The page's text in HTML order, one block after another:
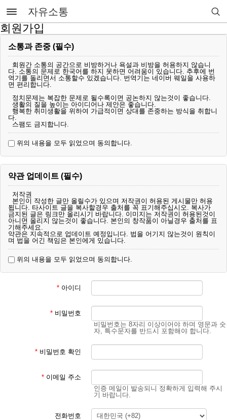
자유소통
회원가입
소통과 존중 (필수)
회원간 소통의 공간으로 비방하거나 욕설과 비방을 허용하지 않습니
다. 소통의 문제로 한국어를 하지 못하면 어려움이 있습니다. 추후에 번
역기를 돌리면서 소통할수 있겠습니다. 번역기는 네이버 웨일을 사용하
면 편리합니다.
정치문제는 복잡한 문제로 될수록이면 공논하지 않는것이 좋습니다.
생활의 질을 높이는 아이디어나 제안은 좋습니다.
행복한 취미생활을 위하여 가급적이면 상대를 존중하는 방식을 취합니
다.
스팸도 금지합니다.
위의 내용을 모두 읽었으며 동의합니다.
약관 업데이트 (필수)
저작권
본인이 작성한 글만 올릴수가 있으며 저작권이 허용된 게시물만 허용
됩니다. 타사이트 글을 복사할경우 출처를 꼭 표기해주십시오. 복사가
금지된 글은 링크만 올리시기 바랍니다. 이미지는 저작권이 허용된것이
아니면 올리지 않는것이 좋습니다. 본인의 창작품이 아닐경우 출처를 표
기해주세요.
약관은 지속적으로 업데이트 예정입니다. 법을 어기지 않는것이 원칙이
며 법을 어긴 책임은 본인에게 있습니다.
위의 내용을 모두 읽었으며 동의합니다.
* 아이디
* 비밀번호
비밀번호는 8자리 이상이어야 하며 영문과 숫
자, 특수문자를 반드시 포함해야 합니다.
* 비밀번호 확인
* 이메일 주소
인증 메일이 발송되니 정확하게 입력해 주시
기 바랍니다.
전화번호